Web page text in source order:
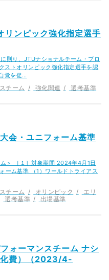
ンピック強化指定選手
則り、JTUナショナルチーム・プロ
ストオリンピック強化指定選手を認
覚を促…
チーム 強化関連 選考基準
会・ユニフォーム基準
＞ ［１］対象期間 2024年4月1日
ーム基準 （1）ワールドトライアス
チーム オリンピック
エリ
選考基準 出場基準
ォーマンスチーム ナシ
化費）（2023/4-